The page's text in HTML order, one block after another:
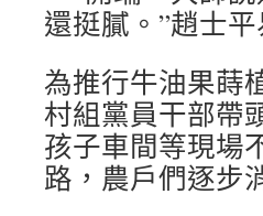
還挺膩。”趙士
為推行牛油果蒔
村組黨員干部帶
孩子車間等現場
路，農戶們逐步